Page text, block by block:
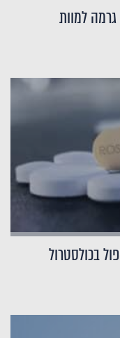
למוות
בכולסטרול